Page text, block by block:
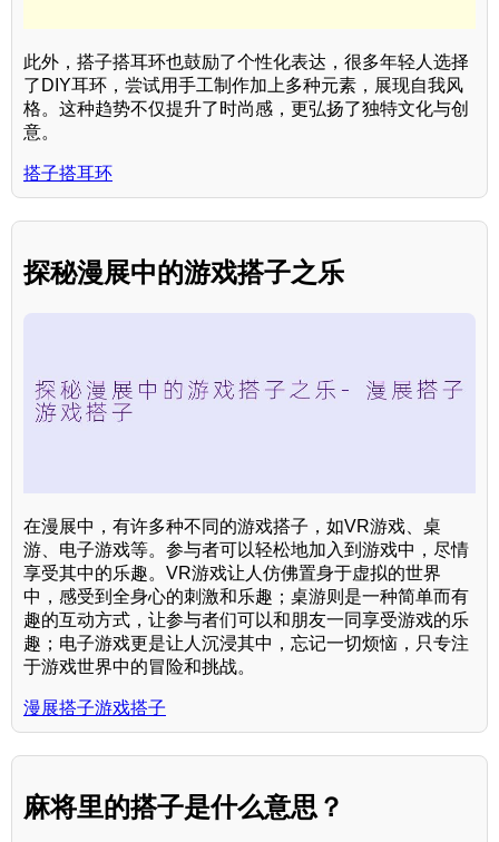
此外，搭子搭耳环也鼓励了个性化表达，很多年轻人选择
了DIY耳环，尝试用手工制作加上多种元素，展现自我风
格。这种趋势不仅提升了时尚感，更弘扬了独特文化与创
意。
搭子搭耳环
探秘漫展中的游戏搭子之乐
在漫展中，有许多种不同的游戏搭子，如VR游戏、桌
游、电子游戏等。参与者可以轻松地加入到游戏中，尽情
享受其中的乐趣。VR游戏让人仿佛置身于虚拟的世界
中，感受到全身心的刺激和乐趣；桌游则是一种简单而有
趣的互动方式，让参与者们可以和朋友一同享受游戏的乐
趣；电子游戏更是让人沉浸其中，忘记一切烦恼，只专注
于游戏世界中的冒险和挑战。
漫展搭子游戏搭子
麻将里的搭子是什么意思？